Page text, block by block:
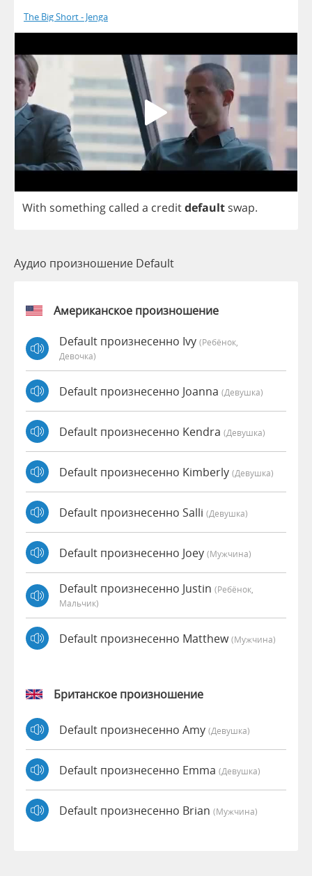
The Big Short - Jenga
With something called a creditdefault swap.
Аудио произношение Default
Американское произношение
Default произнесенно Ivy (Ребёнок,
Девочка)
Default произнесенно Joanna (девушка)
Default произнесенно Kendra (девушка)
Default произнесенно Kimberly (девушка)
Default произнесенно Salli (девушка)
Default произнесенно Joey (мужчина)
Default произнесенно Justin (Ребёнок,
Мальчик)
Default произнесенно Matthew(мужчина)
Британское произношение
Default произнесенно Amy (девушка)
Default произнесенно Emma (девушка)
Default произнесенно Brian (мужчина)